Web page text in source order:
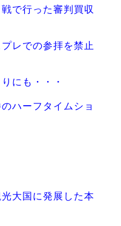
で行った審判買収
レでの参拝を禁止
にも・・・
ハーフタイムショ
大国に発展した本